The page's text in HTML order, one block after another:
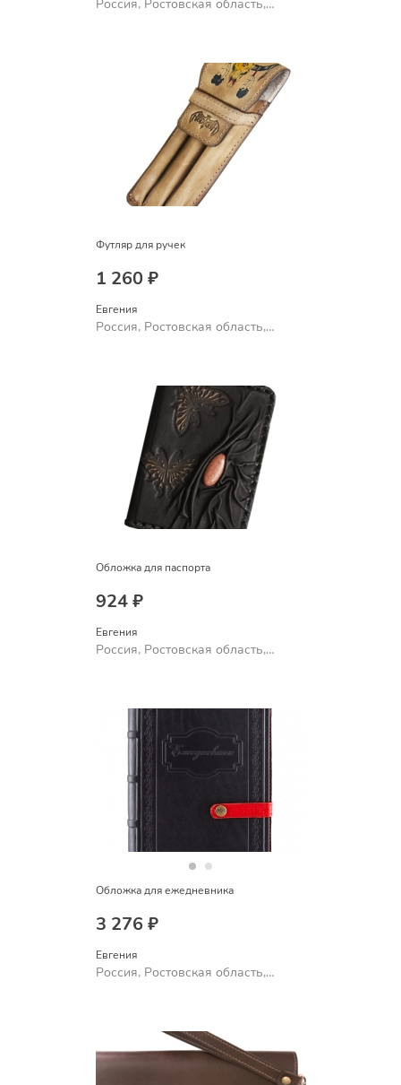
Россия, Ростовская область,
Футляр для ручек
1 260 ₽
Евгения
Россия, Ростовская область,
Обложка для паспорта
924 ₽
Евгения
Россия, Ростовская область,
Обложка для ежедневника
3 276 ₽
Евгения
Россия, Ростовская область,